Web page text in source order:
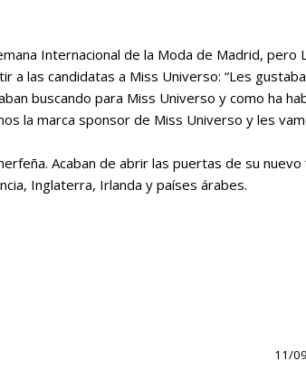
Internacional de la Moda de Madrid, pero
las candidatas a Miss Universo: “Les
buscando para Miss Universo y como ha
la marca sponsor de Miss Universo y les
Acaban de abrir las puertas de su nuevo
Inglaterra, Irlanda y países árabes.
11/